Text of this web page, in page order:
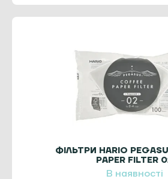
ФІЛЬТРИ HARIO
PAPER FILTER
В наявності